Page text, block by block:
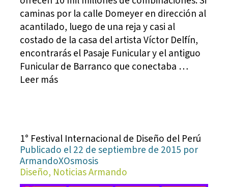
caminas por la calle Domeyer en dirección al
acantilado, luego de una reja y casi al
costado de la casa del artista Víctor Delfín,
encontrarás el Pasaje Funicular y el antiguo
Funicular de Barranco que conectaba …
Leer más
1° Festival Internacional de Diseño del Perú
Publicado el 22 de septiembre de 2015 por
ArmandoXOsmosis
Diseño, Noticias Armando